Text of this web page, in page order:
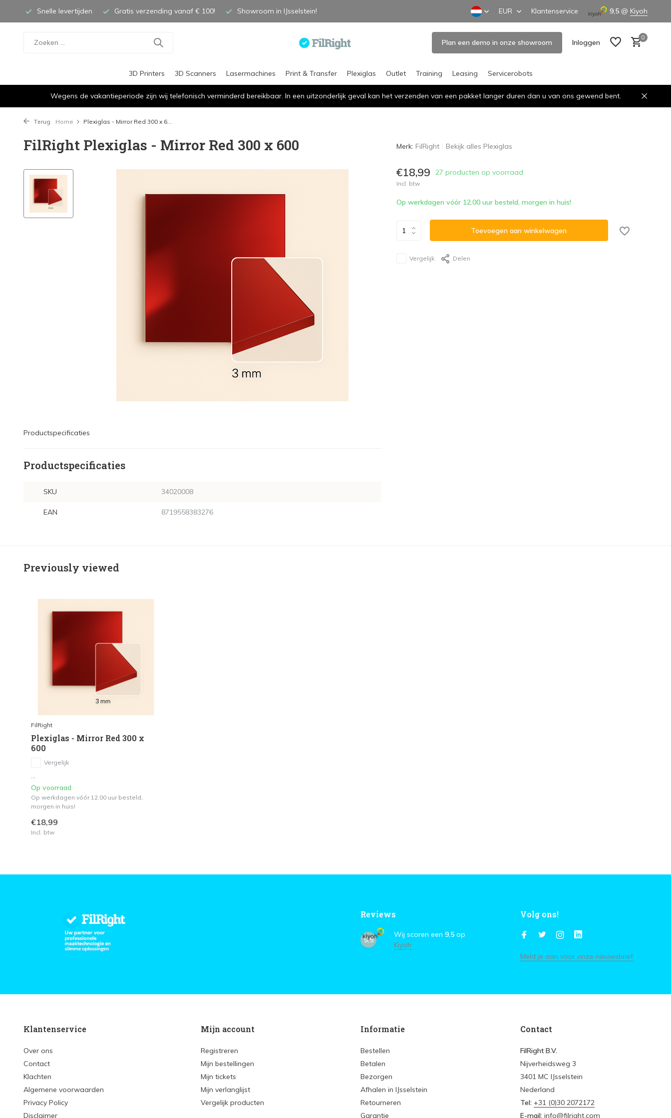
Snelle levertijden Gratis verzending vanaf € 100! Showroom in IJsselstein! EUR Klantenservice 9,5 @ Kiyoh
Plan een demo in onze showroom Inloggen
0
3D Printers 3D Scanners Lasermachines Print & Transfer Plexiglas Outlet Training Leasing Servicerobots
Wegens de vakantieperiode zijn wij telefonisch verminderd bereikbaar. In een uitzonderlijk geval kan het verzenden van een pakket langer duren dan u van ons gewend bent.
Terug Home Plexiglas - Mirror Red 300 x 6...
FilRight Plexiglas - Mirror Red 300 x 600
Productspecificaties
Productspecificaties
SKU 34020008
EAN 8719558383276
Merk: FilRight Bekijk alles Plexiglas
€18,99 27 producten op voorraad
Incl. btw
Op werkdagen vóór 12.00 uur besteld, morgen in huis!
Toevoegen aan winkelwagen
Vergelijk Delen
Previously viewed
FilRight
Plexiglas - Mirror Red 300 x
600
Vergelijk
Op voorraad
Op werkdagen vóór 12.00 uur besteld,
morgen in huis!
€18,99
Incl. btw
Reviews
9,5
Wij scoren een 9,5 op
Kiyoh
Volg ons!
Meld je aan voor onze nieuwsbrief
Klantenservice
Over ons
Contact
Klachten
Algemene voorwaarden
Privacy Policy
Disclaimer
Mijn account
Registreren
Mijn bestellingen
Mijn tickets
Mijn verlanglijst
Vergelijk producten
Informatie
Bestellen
Betalen
Bezorgen
Afhalen in IJsselstein
Retourneren
Garantie
Contact
FilRight B.V.
Nijverheidsweg 3
3401 MC IJsselstein
Nederland
Tel: +31 (0)30 2072172
E-mail: info@filright.com